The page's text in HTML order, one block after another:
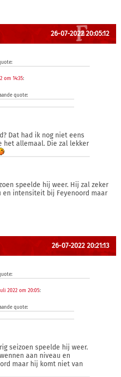
26-07-2022 20:05:12
om 14:35:
quote:
Dat had ik nog niet eens
het allemaal. Die zal lekker
speelde hij weer. Hij zal zeker
en intensiteit bij Feyenoord maar
26-07-2022 20:21:13
2022 om 20:05:
quote:
seizoen speelde hij weer.
aan niveau en
maar hij komt niet van